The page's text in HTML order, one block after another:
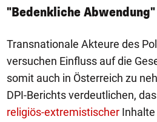
"Bedenkliche Abwendung"
Transnationale Akteure des
versuchen Einfluss auf die
somit auch in Österreich zu
DPI-Berichts verdeutlichen,
religiös-extremistischer